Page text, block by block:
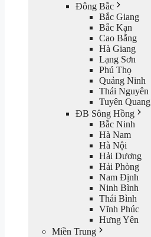
Đông Bắc
Bắc Giang
Bắc Kạn
Cao Bằng
Hà Giang
Lạng Sơn
Phú Thọ
Quảng Ninh
Thái Nguyên
Tuyên Quang
ĐB Sông Hồng
Bắc Ninh
Hà Nam
Hà Nội
Hải Dương
Hải Phòng
Nam Định
Ninh Bình
Thái Bình
Vĩnh Phúc
Hưng Yên
Miền Trung